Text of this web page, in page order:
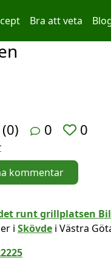
Bra att veta
(0) 0 0
kommentar
i Skövde i Västra